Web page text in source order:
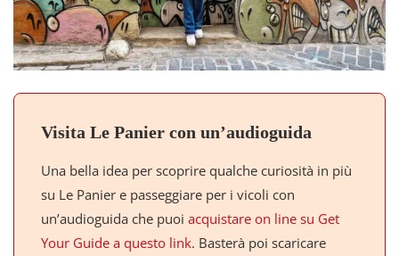
Visita Le Panier con un’audioguida
Una bella idea per scoprire qualche curiosità in più
su Le Panier e passeggiare per i vicoli con
un’audioguida che puoi acquistare on line su Get
Your Guide a questo link. Basterà poi scaricare